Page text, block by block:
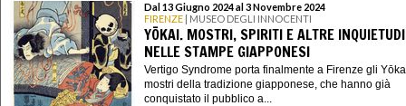
Dal 13 Giugno 2024 al 3 Novembre 2024
FIRENZE | MUSEO DEGLI INNOCENTI
YŌKAI. MOSTRI, SPIRITI E ALTRE
NELLE STAMPE GIAPPONESI
Vertigo Syndrome porta finalmente a Firenze gli
mostri della tradizione giapponese, che hanno già
conquistato il pubblico a...